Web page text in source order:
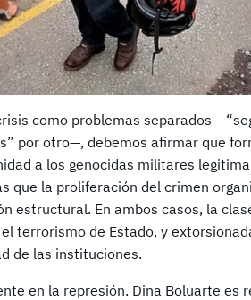
como problemas separados
por otro—, debemos afirmar que
a los genocidas militares
que la proliferación del crimen
estructural. En ambos casos, la
terrorismo de Estado, y
de las instituciones.
en la represión. Dina Boluarte es